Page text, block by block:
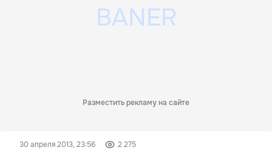
Разместить рекламу на сайте
30 апреля 2013, 23:56 2 275